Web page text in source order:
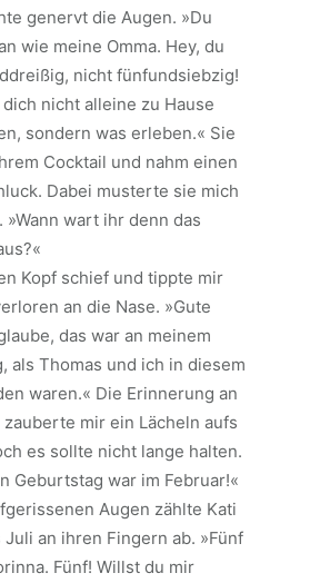
genervt die Augen. »Du
wie meine Omma. Hey, du
nicht fünfundsiebzig!
nicht alleine zu Hause
sondern was erleben.« Sie
Cocktail und nahm einen
Dabei musterte sie mich
»Wann wart ihr denn das
Kopf schief und tippte mir
an die Nase. »Gute
das war an meinem
als Thomas und ich in diesem
waren.« Die Erinnerung an
mir ein Lächeln aufs
es sollte nicht lange halten.
Geburtstag war im Februar!«
Augen zählte Kati
an ihren Fingern ab. »Fünf
Fünf! Willst du mir